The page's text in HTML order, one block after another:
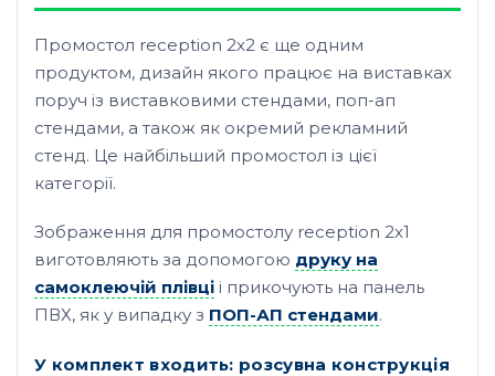
Промостол reception 2х2 є ще одним
продуктом, дизайн якого працює на виставках
поруч із виставковими стендами, поп-ап
стендами, а також як окремий рекламний
стенд. Це найбільший промостол із цієї
категорії.
Зображення для промостолу reception 2х1
виготовляють за допомогою друку на
самоклеючій плівці і прикочують на панель
ПВХ, як у випадку з ПОП-АП стендами.
У комплект входить: розсувна конструкція